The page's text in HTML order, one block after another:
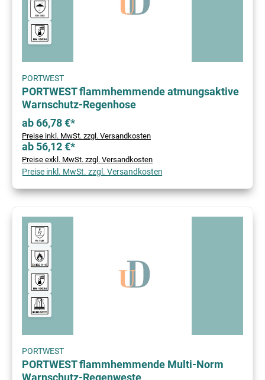
PORTWEST
PORTWEST flammhemmende atmungsaktive
Warnschutz-Regenhose
ab 66,78 €*
Preise inkl. MwSt. zzgl. Versandkosten
ab 56,12 €*
Preise exkl. MwSt. zzgl. Versandkosten
Preise inkl. MwSt. zzgl. Versandkosten
PORTWEST
PORTWEST flammhemmende Multi-Norm
Warnschutz-Regenweste